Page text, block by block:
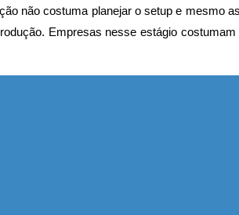
não costuma planejar o setup e mesmo
Empresas nesse estágio